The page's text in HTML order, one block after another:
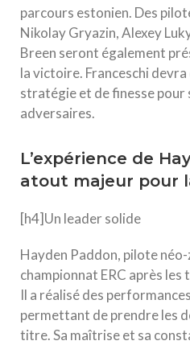
parcours estonien. Des
Nikolay Gryazin, Alexey
Breen seront également
la victoire. Franceschi
stratégie et de finesse pour
adversaires.
L’expérience de
atout majeur pour
[h4]Un leader solide
Hayden Paddon, pilote
championnat ERC après
Il a réalisé des
permettant de prendre les
titre. Sa maîtrise et sa